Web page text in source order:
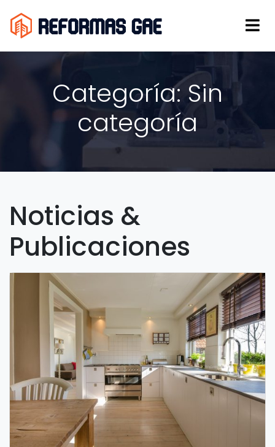
Categoría:Sin
categoría
Noticias &
Publicaciones